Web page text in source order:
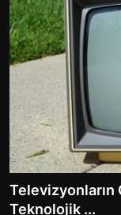
Televizyonların
Teknolojik ...